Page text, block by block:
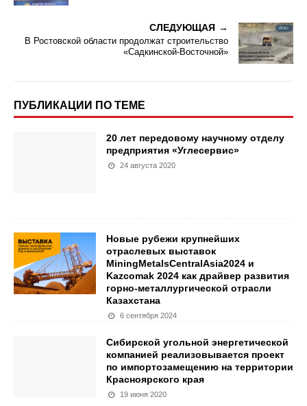
СЛЕДУЮЩАЯ
В Ростовской области продолжат строительство
«Садкинской-Восточной»
ПУБЛИКАЦИИ ПО ТЕМЕ
20 лет передовому научному отделу
предприятия «Углесервис»
24 августа 2020
Новые рубежи крупнейших
отраслевых выставок
MiningMetalsCentralAsia2024 и
Kazcomak 2024 как драйвер развития
горно-металлургической отрасли
Казахстана
6 сентября 2024
Сибирской угольной энергетической
компанией реализовывается проект
по импортозамещению на территории
Красноярского края
19 июня 2020